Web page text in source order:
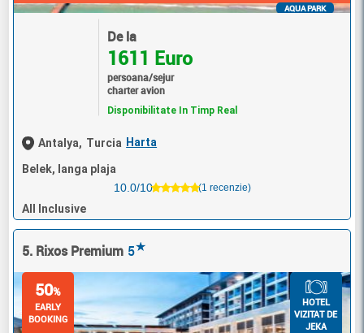
AQUA PARK
De la
1611 Euro
persoana/sejur
charter avion
Disponibilitate In Timp Real
Antalya, Turcia Harta
Belek, langa plaja
10.0/10
(1 recenzie)
All Inclusive
5. Rixos Premium 5★
50%
EARLY
BOOKING
HOTEL
VIZITAT DE
JEKA